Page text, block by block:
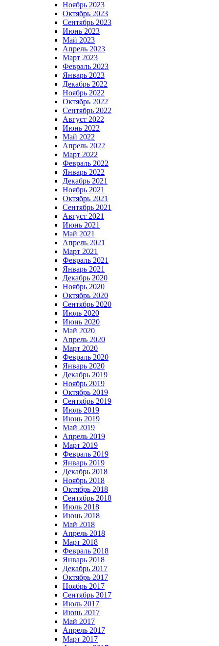
Ноябрь 2023
Октябрь 2023
Сентябрь 2023
Июнь 2023
Май 2023
Апрель 2023
Март 2023
Февраль 2023
Январь 2023
Декабрь 2022
Ноябрь 2022
Октябрь 2022
Сентябрь 2022
Август 2022
Июнь 2022
Май 2022
Апрель 2022
Март 2022
Февраль 2022
Январь 2022
Декабрь 2021
Ноябрь 2021
Октябрь 2021
Сентябрь 2021
Август 2021
Июнь 2021
Май 2021
Апрель 2021
Март 2021
Февраль 2021
Январь 2021
Декабрь 2020
Ноябрь 2020
Октябрь 2020
Сентябрь 2020
Июль 2020
Июнь 2020
Май 2020
Апрель 2020
Март 2020
Февраль 2020
Январь 2020
Декабрь 2019
Ноябрь 2019
Октябрь 2019
Сентябрь 2019
Июль 2019
Июнь 2019
Май 2019
Апрель 2019
Март 2019
Февраль 2019
Январь 2019
Декабрь 2018
Ноябрь 2018
Октябрь 2018
Сентябрь 2018
Июль 2018
Июнь 2018
Май 2018
Апрель 2018
Март 2018
Февраль 2018
Январь 2018
Декабрь 2017
Октябрь 2017
Ноябрь 2017
Сентябрь 2017
Июль 2017
Июнь 2017
Май 2017
Апрель 2017
Март 2017